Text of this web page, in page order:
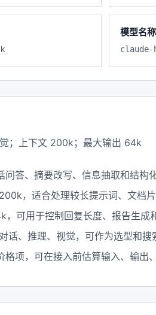
模型名称
；上下文 200k；最大输出 64k
问答、摘要改写、信息抽取和结构化
，适合处理较长提示词、文档片
，可用于控制回复长度、报告生成
话、推理、视觉，可作为选型和搜
格项，可在接入前估算输入、输出